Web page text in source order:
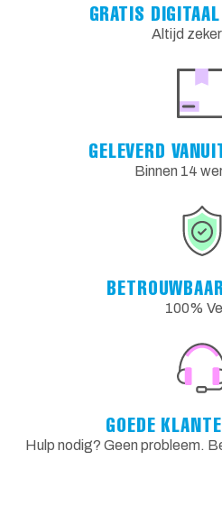
GRATIS
Altijd
GELEVERD
Binnen 14
100%
GOEDE
Hulp nodig? Geen probleem.